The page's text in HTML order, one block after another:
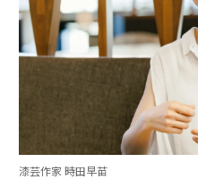
漆芸作家 時田早苗